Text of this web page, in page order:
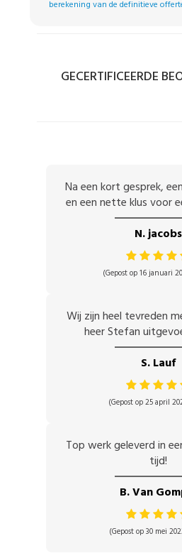
berekening van de definitieve
GECERTIFICEERDE
Na een kort gesprek,
en een nette klus voor
N. jacobs
(Gepost op 16 januari
Wij zijn heel tevreden
heer Stefan
S. Lauf
(Gepost op 25 april
Top werk geleverd in
tijd!
B. Van
(Gepost op 30 mei